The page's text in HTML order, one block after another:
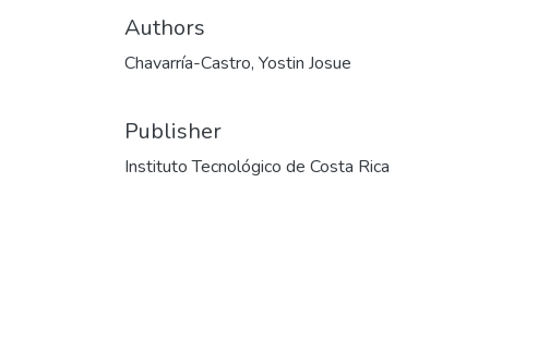
Authors
Chavarría-Castro, Yostin Josue
Publisher
Instituto Tecnológico de Costa Rica